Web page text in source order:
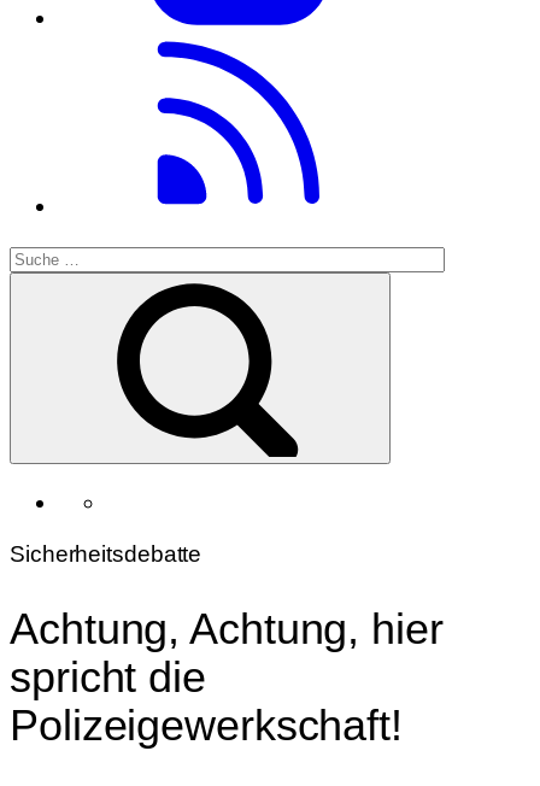
Sicherheitsdebatte
Achtung, Achtung, hier
spricht die
Polizeigewerkschaft!